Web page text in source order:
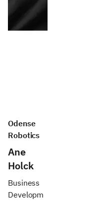
Odense
Robotics
Ane
Holck
Business
Developm